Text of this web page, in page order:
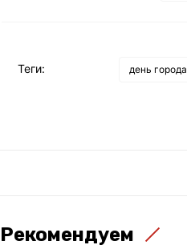
Теги: день города
Рекомендуем